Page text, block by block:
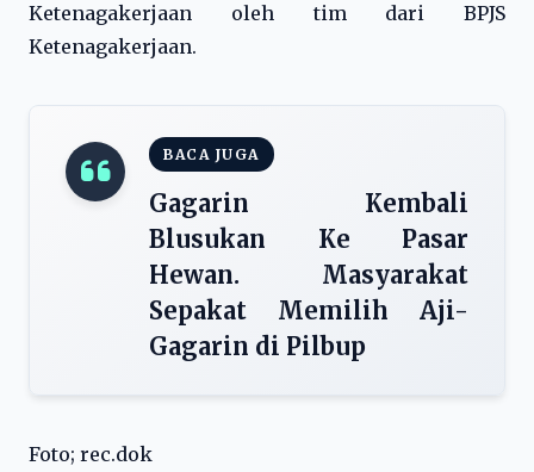
Ketenagakerjaan oleh tim dari BPJS
Ketenagakerjaan.
BACA JUGA
Gagarin Kembali
Blusukan Ke Pasar
Hewan. Masyarakat
Sepakat Memilih Aji-
Gagarin di Pilbup
Foto; rec.dok